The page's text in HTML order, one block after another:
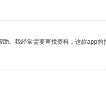
。我经常需要查找资料，这款app的